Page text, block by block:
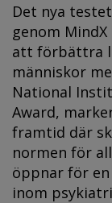
Det nya
genom
att förbättra
människor
National
Award,
framtid där
normen för
öppnar för
inom